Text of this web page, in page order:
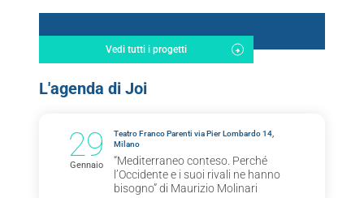
Vedi tutti i progetti
L'agenda di Joi
29
Gennaio
Teatro Franco Parenti via Pier Lombardo 14,
Milano
“Mediterraneo conteso. Perché
l’Occidente e i suoi rivali ne hanno
bisogno” di Maurizio Molinari